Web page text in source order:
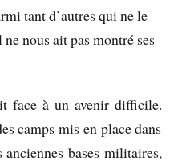
tant d’autres qui ne le
nous ait pas montré ses
face à un avenir difficile.
camps mis en place dans
bases militaires,